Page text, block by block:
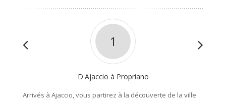
1
D'Ajaccio à Propriano
Arrivés à Ajaccio, vous partirez à la découverte de la ville